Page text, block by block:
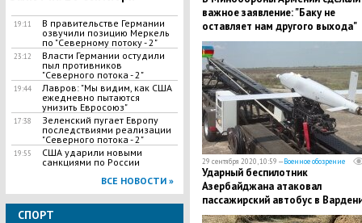
19:11
В правительстве Германии
озвучили позицию Меркель
по "Северному потоку - 2"
23:12
Власти Германии остудили
пыл противников
"Северного потока - 2"
19:44
Лавров: "Мы видим, как США
ежедневно пытаются
унизить Евросоюз"
17:38
Зеленский пугает Европу
последствиями реализации
"Северного потока - 2"
19:55
США ударили новыми
санкциями по России
ВСЕ НОВОСТИ »
СПОРТ
важное заявление: "Баку не
оставляет нам другого выхода"
29 сентября 2020, 10:59 —Военное обозрение
​Ударный беспилотник
Азербайджана атаковал
пассажирский автобус в